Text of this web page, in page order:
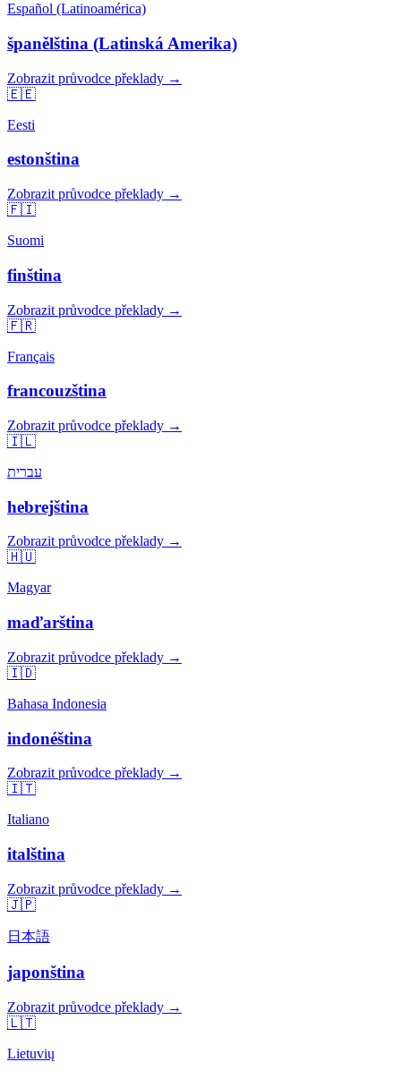
Español (Latinoamérica)
španělština (Latinská Amerika)
Zobrazit průvodce překlady →
🇪🇪
Eesti
estonština
Zobrazit průvodce překlady →
🇫🇮
Suomi
finština
Zobrazit průvodce překlady →
🇫🇷
Français
francouzština
Zobrazit průvodce překlady →
🇮🇱
עברית
hebrejština
Zobrazit průvodce překlady →
🇭🇺
Magyar
maďarština
Zobrazit průvodce překlady →
🇮🇩
Bahasa Indonesia
indonéština
Zobrazit průvodce překlady →
🇮🇹
Italiano
italština
Zobrazit průvodce překlady →
🇯🇵
日本語
japonština
Zobrazit průvodce překlady →
🇱🇹
Lietuvių